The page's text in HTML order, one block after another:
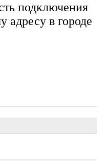
подключения
адресу в городе